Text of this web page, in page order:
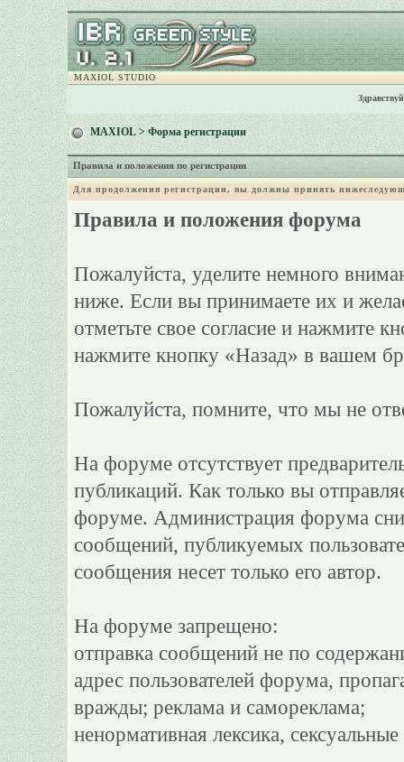
MAXIOL STUDIO
MAXIOL> Форма регистрации
Правила и положения по регистрации
Для продолжения регистрации, вы должны принять
Правила и положения форума
Пожалуйста, уделите немного
ниже. Если вы принимаете их и
отметьте свое согласие и нажмите
нажмите кнопку «Назад» в вашем
Пожалуйста, помните, что мы не
На форуме отсутствует
публикаций. Как только вы
форуме. Администрация форума
сообщений, публикуемых
сообщения несет только его автор.
На форуме запрещено:
отправка сообщений не по
адрес пользователей форума,
вражды; реклама и самореклама;
ненормативная лексика,